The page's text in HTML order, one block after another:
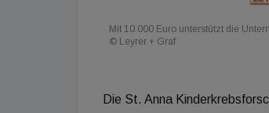
Mit 10.000 Euro unterstützt die
© Leyrer + Graf
Die St. Anna